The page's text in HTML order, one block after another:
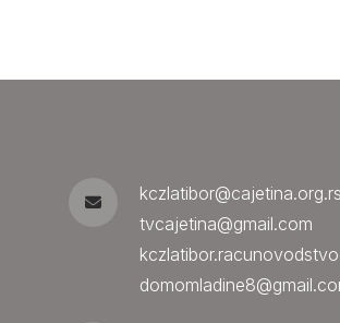
kczlatibor@cajetina.org.rs
tvcajetina@gmail.com